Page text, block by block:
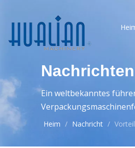
Ein weltbekanntes
Heim / Nachricht /